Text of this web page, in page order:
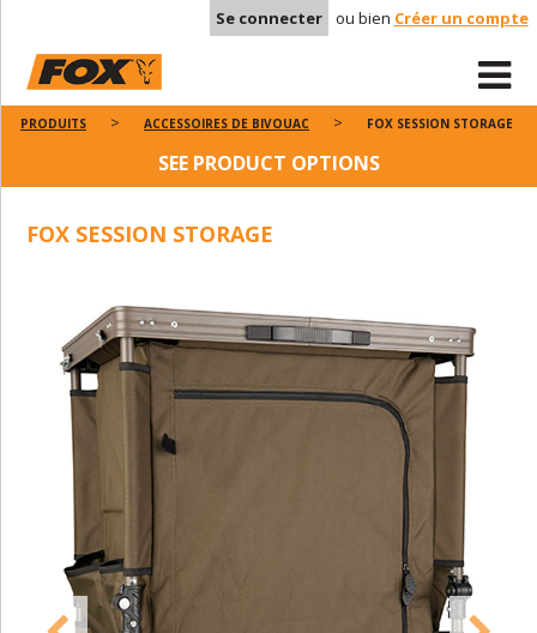
Se connecter ou bien Créer un compte
PRODUITS ACCESSOIRES DE BIVOUAC FOX SESSION STORAGE
SEE PRODUCT OPTIONS
FOX SESSION STORAGE